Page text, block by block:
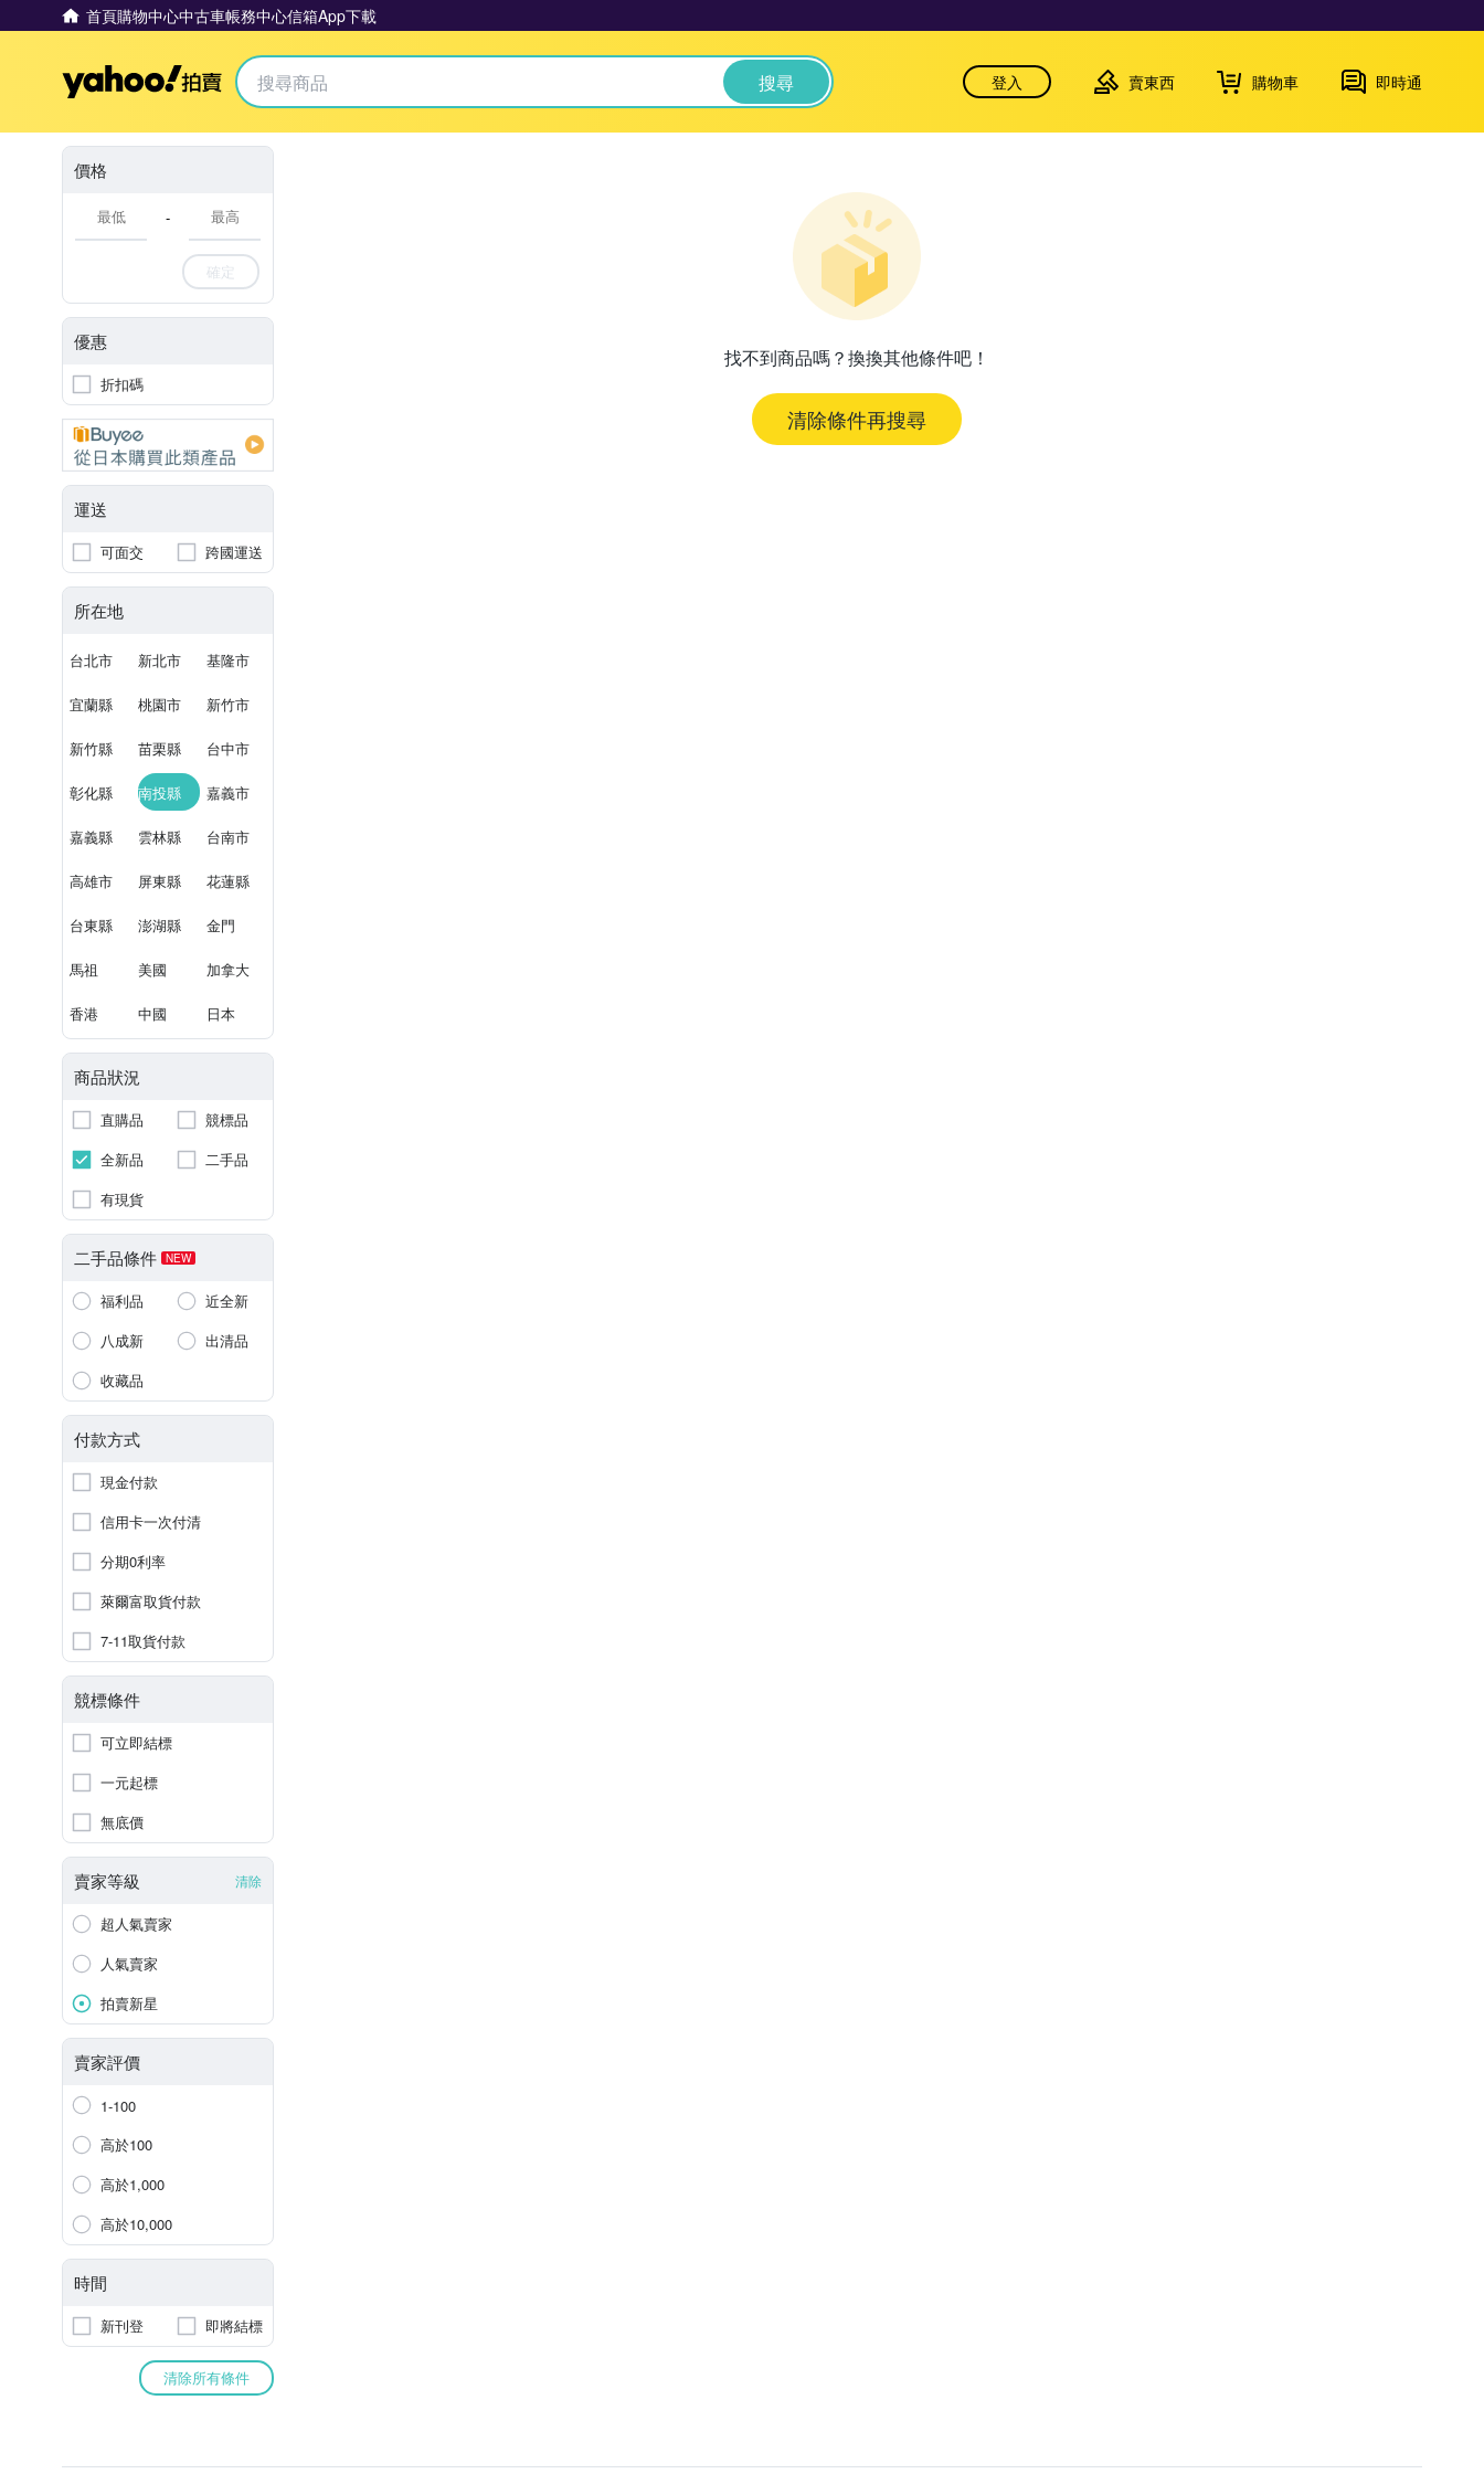
首頁購物中心中古車帳務中心信箱App下載
Yahoo拍賣 搜尋 登入 賣東西 購物車 即時通
價格
-
確定
優惠
折扣碼
運送
可面交 跨國運送
所在地
台北市 新北市 基隆市
宜蘭縣 桃園市 新竹市
新竹縣 苗栗縣 台中市
彰化縣 南投縣 嘉義市
嘉義縣 雲林縣 台南市
高雄市 屏東縣 花蓮縣
台東縣 澎湖縣 金門
馬祖 美國 加拿大
香港 中國 日本
商品狀況
直購品
競標品
全新品
二手品
有現貨
二手品條件 NEW
福利品
近全新
八成新
出清品
收藏品
付款方式
現金付款
信用卡一次付清
分期0利率
萊爾富取貨付款
7-11取貨付款
競標條件
可立即結標
一元起標
無底價
賣家等級 清除
超人氣賣家
人氣賣家
拍賣新星
賣家評價
1-100
高於100
高於1,000
高於10,000
時間
新刊登 即將結標
清除所有條件
找不到商品嗎？換換其他條件吧！
清除條件再搜尋